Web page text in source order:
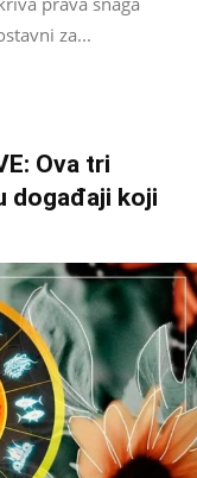
za...
Ova tri
događaji koji